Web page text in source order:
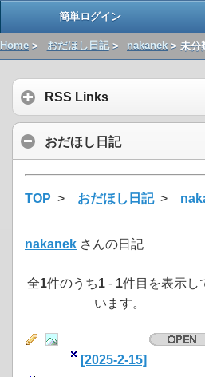
簡単ログイン
Home > おだほし日記> nakanek > 未分
RSS Links
おだほし日記
TOP > おだほし日記>
nakanek さんの日記
全1件のうち1 - 1件目を表示し
います。
[2025-2-15]